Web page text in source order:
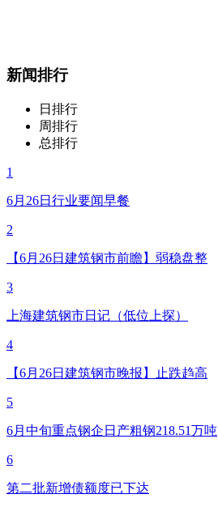
新闻排行
日排行
周排行
总排行
1
6月26日行业要闻早餐
2
【6月26日建筑钢市前瞻】弱稳盘整
3
上海建筑钢市日记（低位上探）
4
【6月26日建筑钢市晚报】止跌趋高
5
6月中旬重点钢企日产粗钢218.51万吨
6
第二批新增债额度已下达